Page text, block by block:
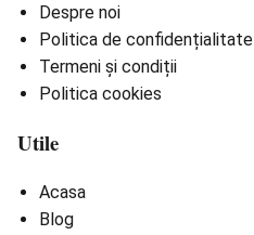
Despre noi
Politica de confidențialitate
Termeni și condiții
Politica cookies
Utile
Acasa
Blog